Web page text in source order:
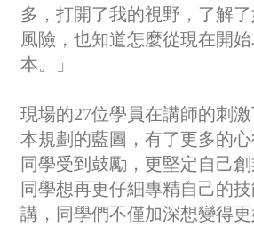
多，打開了我的視野，了解
風險，也知道怎麼從現在開
本。」
現場的27位學員在講師的刺
本規劃的藍圖，有了更多的
同學受到鼓勵，更堅定自己
同學想再更仔細專精自己的
講，同學們不僅加深想變得